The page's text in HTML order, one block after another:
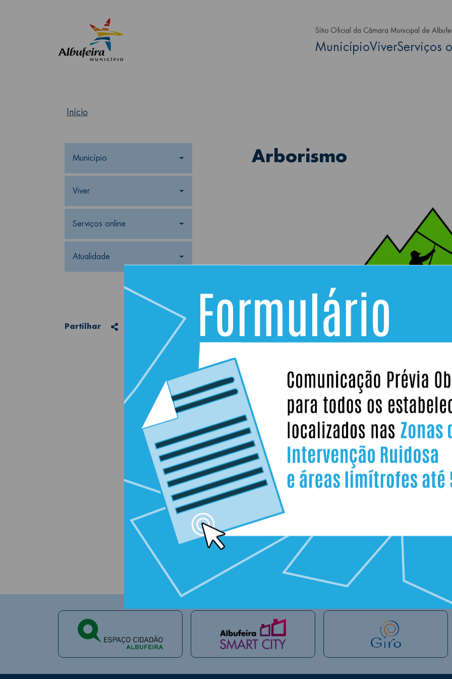
Sítio Oficial da Câmara Municipal de
Main navigation
MunicípioViverServiços
Início
Município
Viver
Serviços online
Atualidade
Partilhar Partilhar
Arborismo
Atividades de aventura em árvores
de escalada, etc.) com equipamento de
automático ou linha de segurança contínua,
Equipamento a levar: Roupa Desportiva
Horário:10h00 às 13h30
Idade mínima: 6 anos
Data de Abertura das Inscrições: 22 de Janeiro
Limite de Inscrições:50
Última atualização: